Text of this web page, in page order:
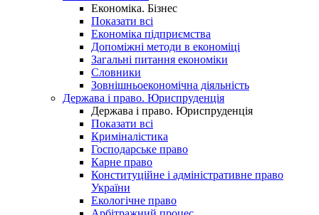
Економіка. Бізнес
Показати всі
Економіка підприємства
Допоміжні методи в економіці
Загальні питання економіки
Словники
Зовнішньоекономічна діяльність
Держава і право. Юриспруденція
Держава і право. Юриспруденція
Показати всі
Криміналістика
Господарське право
Карне право
Конституційне і адміністративне право
України
Екологічне право